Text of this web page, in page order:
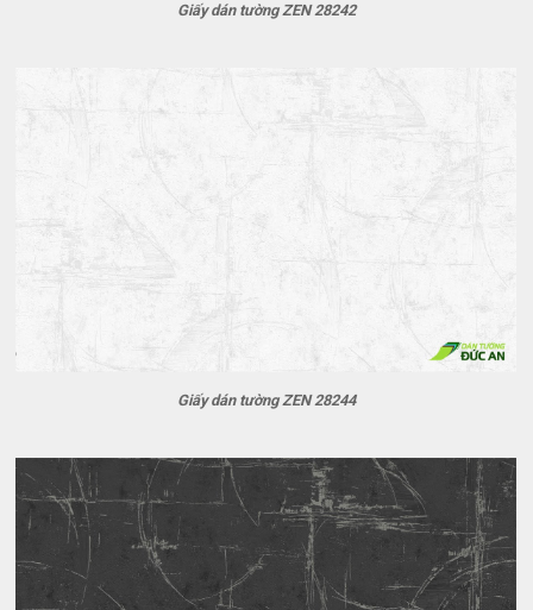
Giấy dán tường ZEN 28242
Giấy dán tường ZEN 28244